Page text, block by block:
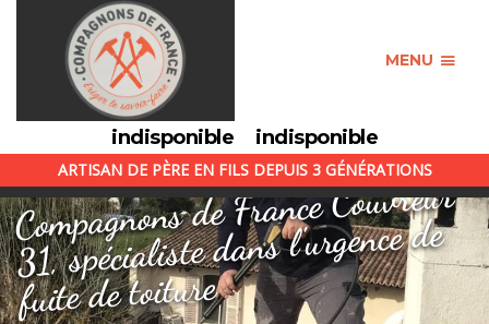
MENU
indisponible indisponible
ARTISAN DE PÈRE EN FILS DEPUIS 3 GÉNÉRATIONS
Compagnons de France Couvreur
31, spécialiste dans l'urgence de
fuite de toiture